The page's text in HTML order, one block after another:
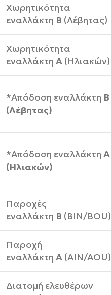
Χωρητικότητα
εναλλάκτη Β (Λέβητας)
Χωρητικότητα
εναλλάκτη Α (Ηλιακών)
*Απόδοση εναλλάκτη Β
(Λέβητας)
*Απόδοση εναλλάκτη Α
(Ηλιακών)
Παροχές
εναλλάκτη Β (BIN/BOU)
Παροχή
εναλλάκτη Α (AIN/AOU)
Διατομή ελευθέρων